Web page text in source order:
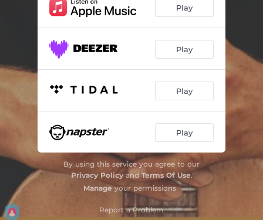
05:59
Nuvem Passageira 03:24
Tempo Bão (feat. Folk na Kombi) 03:08
Nus Lugar Di Nóis Canta 03:52
Razões Astrais 02:22
03:10
Jardim Universo 04:17
Play
Play
Play
Play
By using this service you agree to our
Privacy PolicyandTerms Of Use.
Manageyour permissions
Report a Problem